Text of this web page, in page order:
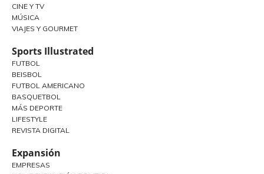
CINE Y TV
MÚSICA
VIAJES Y GOURMET
Sports Illustrated
FUTBOL
BEISBOL
FUTBOL AMERICANO
BASQUETBOL
MÁS DEPORTE
LIFESTYLE
REVISTA DIGITAL
Expansión
EMPRESAS